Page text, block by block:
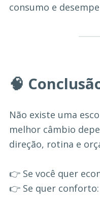
consumo e
🧠
Não existe uma
melhor câmbio
direção, rotina e
👉 Se você quer
👉 Se quer